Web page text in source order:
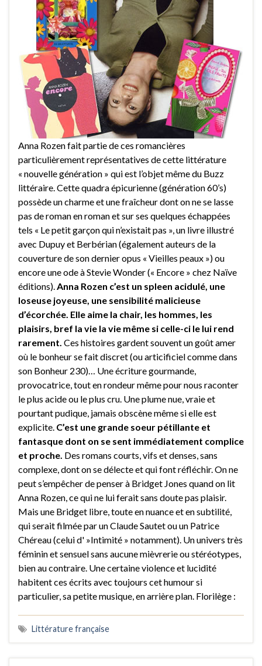
Anna Rozen fait partie de ces romancières
particulièrement représentatives de cette littérature
« nouvelle génération » qui est l’objet même du Buzz
littéraire. Cette quadra épicurienne (génération 60’s)
possède un charme et une fraîcheur dont on ne se lasse
pas de roman en roman et sur ses quelques échappées
tels « Le petit garçon qui n’existait pas », un livre illustré
avec Dupuy et Berbérian (également auteurs de la
couverture de son dernier opus « Vieilles peaux ») ou
encore une ode à Stevie Wonder (« Encore » chez Naïve
éditions). Anna Rozen c’est un spleen acidulé, une
loseuse joyeuse, une sensibilité malicieuse
d’écorchée. Elle aime la chair, les hommes, les
plaisirs, bref la vie la vie même si celle-ci le lui rend
rarement. Ces histoires gardent souvent un goût amer
où le bonheur se fait discret (ou articificiel comme dans
son Bonheur 230)… Une écriture gourmande,
provocatrice, tout en rondeur même pour nous raconter
le plus acide ou le plus cru. Une plume nue, vraie et
pourtant pudique, jamais obscène même si elle est
explicite. C’est une grande soeur pétillante et
fantasque dont on se sent immédiatement complice
et proche. Des romans courts, vifs et denses, sans
complexe, dont on se délecte et qui font réfléchir. On ne
peut s’empêcher de penser à Bridget Jones quand on lit
Anna Rozen, ce qui ne lui ferait sans doute pas plaisir.
Mais une Bridget libre, toute en nuance et en subtilité,
qui serait filmée par un Claude Sautet ou un Patrice
Chéreau (celui d' »Intimité » notamment). Un univers très
féminin et sensuel sans aucune mièvrerie ou stéréotypes,
bien au contraire. Une certaine violence et lucidité
habitent ces écrits avec toujours cet humour si
particulier, sa petite musique, en arrière plan. Florilège :
Littérature française